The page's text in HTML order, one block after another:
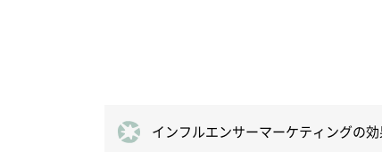
インフルエンサーマーケティングの